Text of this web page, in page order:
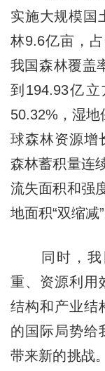
实施大规模国
林9.6亿亩，
我国森林覆盖
到194.93亿
50.32%，湿
球森林资源增
森林蓄积量连
流失面积和强
地面积“双缩减”
同时，我
重、资源利用
结构和产业结
的国际局势给
带来新的挑战